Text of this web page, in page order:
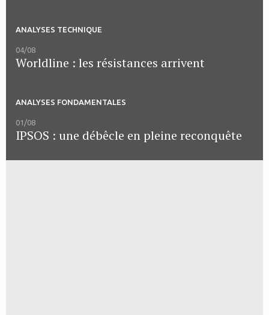
ANALYSES TECHNIQUE
04/08
Worldline : les résistances arrivent
ANALYSES FONDAMENTALES
01/08
IPSOS : une débêcle en pleine reconquête